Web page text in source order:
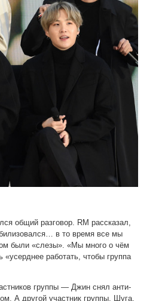
общий разговор. RM рассказал,
в то время все мы
были «слезы». «Мы много о чём
работать, чтобы группа
группы — Джин снял анти-
А другой участник группы, Шуга,